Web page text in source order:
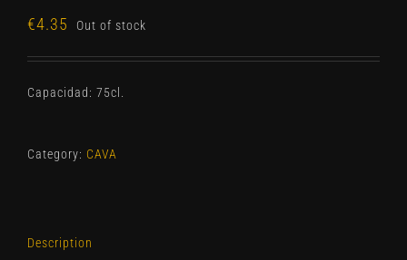
€4.35 Out of stock
Capacidad: 75cl.
Category: CAVA
Description